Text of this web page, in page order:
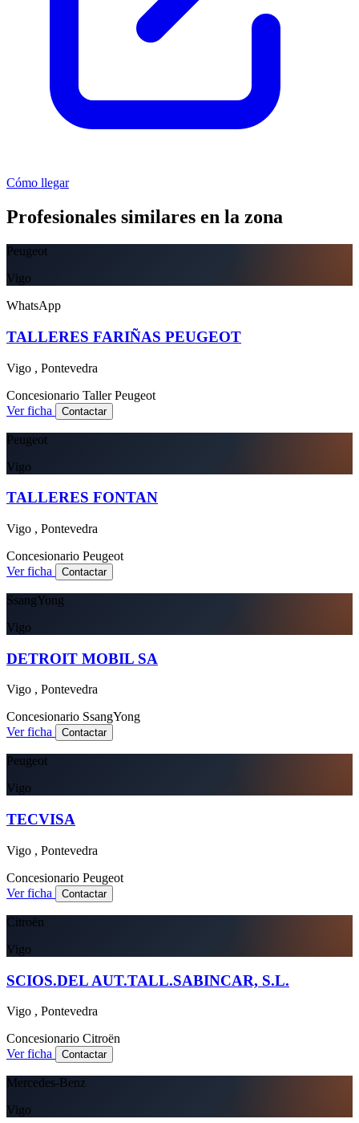
Cómo llegar
Profesionales similares en la zona
Peugeot
Vigo
WhatsApp
TALLERES FARIÑAS PEUGEOT
Vigo , Pontevedra
Concesionario Taller Peugeot
Ver ficha
Contactar
Peugeot
Vigo
TALLERES FONTAN
Vigo , Pontevedra
Concesionario Peugeot
Ver ficha
Contactar
SsangYong
Vigo
DETROIT MOBIL SA
Vigo , Pontevedra
Concesionario SsangYong
Ver ficha
Contactar
Peugeot
Vigo
TECVISA
Vigo , Pontevedra
Concesionario Peugeot
Ver ficha
Contactar
Citroën
Vigo
SCIOS.DEL AUT.TALL.SABINCAR, S.L.
Vigo , Pontevedra
Concesionario Citroën
Ver ficha
Contactar
Mercedes-Benz
Vigo